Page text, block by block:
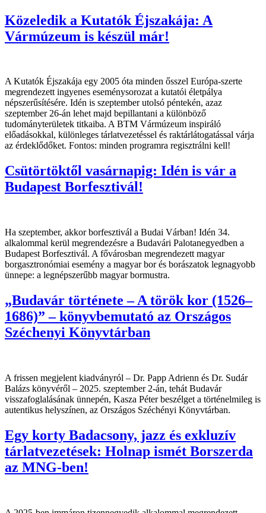
Közeledik a Kutatók Éjszakája: A
Vármúzeum is készül már!
A Kutatók Éjszakája egy 2005 óta minden ősszel Európa-szerte
megrendezett ingyenes eseménysorozat a kutatói életpálya
népszerűsítésére. Idén is szeptember utolsó péntekén, azaz
szeptember 26-án lehet majd bepillantani a különböző
tudományterületek titkaiba. A BTM Vármúzeum inspiráló
előadásokkal, különleges tárlatvezetéssel és raktárlátogatással várja
az érdeklődőket. Fontos: minden programra regisztrálni kell!
Csütörtöktől vasárnapig: Idén is vár a
Budapest Borfesztivál!
Ha szeptember, akkor borfesztivál a Budai Várban! Idén 34.
alkalommal kerül megrendezésre a Budavári Palotanegyedben a
Budapest Borfesztivál. A fővárosban megrendezett magyar
borgasztronómiai esemény a magyar bor és borászatok legnagyobb
ünnepe: a legnépszerűbb magyar bormustra.
„Budavár története – A török kor (1526–
1686)” – könyvbemutató az Országos
Széchenyi Könyvtárban
A frissen megjelent kiadványról – Dr. Papp Adrienn és Dr. Sudár
Balázs könyvéről – 2025. szeptember 2-án, tehát Budavár
visszafoglalásának ünnepén, Kasza Péter beszélget a történelmileg is
autentikus helyszínen, az Országos Széchényi Könyvtárban.
Egy korty Badacsony, jazz és exkluzív
tárlatvezetések: Holnap ismét Borszerda
az MNG-ben!